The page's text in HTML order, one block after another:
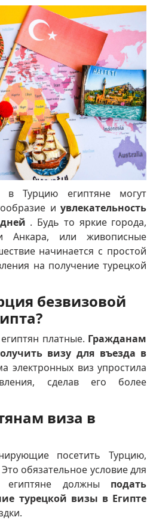
в Турцию египтяне могут
иувлекательность
. Будь то яркие города,
Анкара, или живописные
начинается с простой
на получение турецкой
безвизовой
платные. Гражданам
визу для въезда в
электронных виз упростила
сделав его более
виза в
посетить Турцию,
обязательное условие для
должны подать
турецкой визы в Египте